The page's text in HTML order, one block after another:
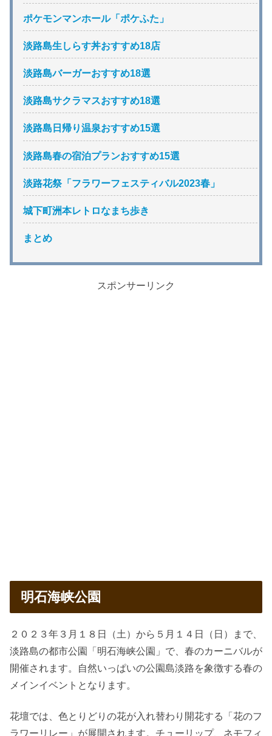
ポケモンマンホール「ポケふた」
淡路島生しらす丼おすすめ18店
淡路島バーガーおすすめ18選
淡路島サクラマスおすすめ18選
淡路島日帰り温泉おすすめ15選
淡路島春の宿泊プランおすすめ15選
淡路花祭「フラワーフェスティバル2023春」
城下町洲本レトロなまち歩き
まとめ
スポンサーリンク
明石海峡公園
２０２３年３月１８日（土）から５月１４日（日）まで、
淡路島の都市公園「明石海峡公園」で、春のカーニバルが
開催されます。自然いっぱいの公園島淡路を象徴する春の
メインイベントとなります。
花壇では、色とりどりの花が入れ替わり開花する「花のフ
ラワーリレー」が展開されます。チューリップ、ネモフィ